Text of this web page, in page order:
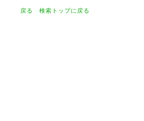
戻る 検索トップに戻る